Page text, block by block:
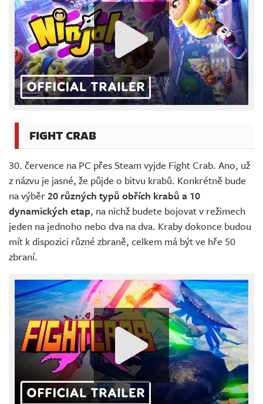
FIGHT CRAB
30. července na PC přes Steam vyjde Fight Crab. Ano, už
z názvu je jasné, že půjde o bitvu krabů. Konkrétně bude
na výběr20 různých typů obřích krabů a 10
dynamických etap, na nichž budete bojovat v režimech
jeden na jednoho nebo dva na dva. Kraby dokonce budou
mít k dispozici různé zbraně, celkem má být ve hře 50
zbraní.